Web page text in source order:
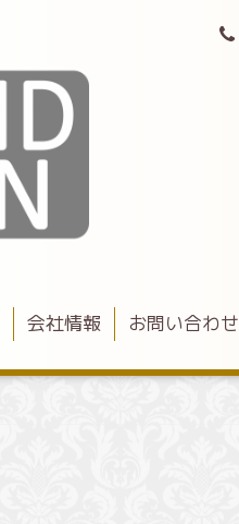
会社情報 お問い合わせ